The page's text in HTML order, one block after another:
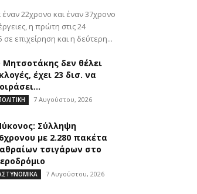
22χρονο και έναν 37χρονο
η πρώτη στις 24
επιχείρηση και η δεύτερη...
Μητσοτάκης δεν θέλει
έχει 23 δισ. να
7 Αυγούστου, 2026
Σύλληψη
με 2.280 πακέτα
τσιγάρων στο
7 Αυγούστου, 2026